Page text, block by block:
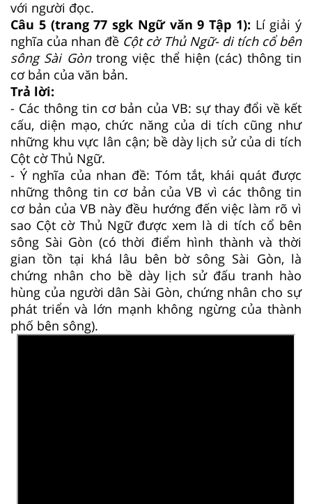
với người đọc.
Câu 5 (trang 77 sgk Ngữ văn 9 Tập 1): Lí giải ý
nghĩa của nhan đề Cột cờ Thủ Ngữ- di tích cổ bên
sông Sài Gòn trong việc thể hiện (các) thông tin
cơ bản của văn bản.
Trả lời:
- Các thông tin cơ bản của VB: sự thay đổi về kết
cấu, diện mạo, chức năng của di tích cũng như
những khu vực lân cận; bề dày lịch sử của di tích
Cột cờ Thủ Ngữ.
- Ý nghĩa của nhan đề: Tóm tắt, khái quát được
những thông tin cơ bản của VB vì các thông tin
cơ bản của VB này đều hướng đến việc làm rõ vì
sao Cột cờ Thủ Ngữ được xem là di tích cổ bên
sông Sài Gòn (có thời điểm hình thành và thời
gian tồn tại khá lâu bên bờ sông Sài Gòn, là
chứng nhân cho bề dày lịch sử đấu tranh hào
hùng của người dân Sài Gòn, chứng nhân cho sự
phát triển và lớn mạnh không ngừng của thành
phố bên sông).